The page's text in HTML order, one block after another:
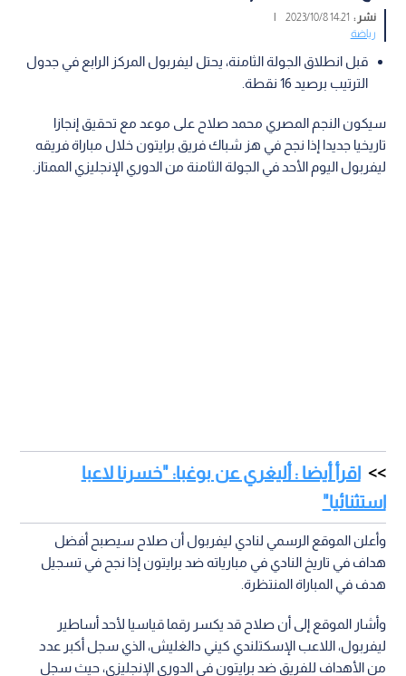
نشر : 14:21 2023/10/8
|
رياضة
قبل انطلاق الجولة الثامنة، يحتل ليفربول المركز الرابع في جدول
الترتيب برصيد 16 نقطة.
سيكون النجم المصري محمد صلاح على موعد مع تحقيق إنجازا
تاريخيا جديدا إذا نجح في هز شباك فريق برايتون خلال مباراة فريقه
ليفربول اليوم الأحد في الجولة الثامنة من الدوري الإنجليزي الممتاز.
اقرأ أيضا : أليغري عن بوغبا: "خسرنا لاعبا
استثنائيا"
وأعلن الموقع الرسمي لنادي ليفربول أن صلاح سيصبح أفضل
هداف في تاريخ النادي في مبارياته ضد برايتون إذا نجح في تسجيل
هدف في المباراة المنتظرة.
وأشار الموقع إلى أن صلاح قد يكسر رقما قياسيا لأحد أساطير
ليفربول، اللاعب الإسكتلندي كيني دالغليش، الذي سجل أكبر عدد
من الأهداف للفريق ضد برايتون في الدوري الإنجليزي، حيث سجل